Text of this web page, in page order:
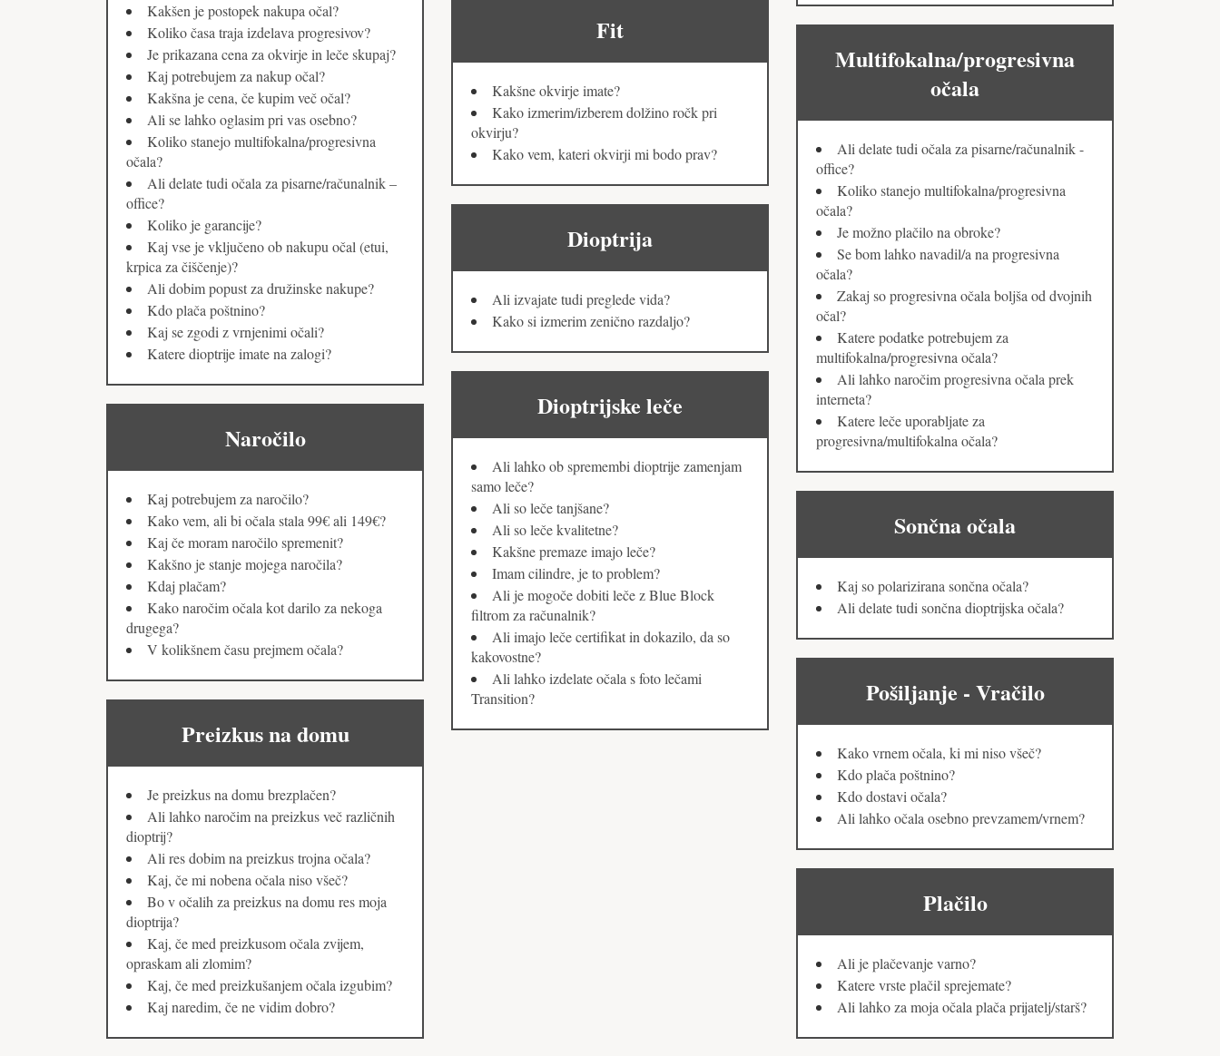
Kakšen je postopek nakupa očal?
Koliko časa traja izdelava progresivov?
Je prikazana cena za okvirje in leče skupaj?
Kaj potrebujem za nakup očal?
Kakšna je cena, če kupim več očal?
Ali se lahko oglasim pri vas osebno?
Koliko stanejo multifokalna/progresivna
očala?
Ali delate tudi očala za pisarne/računalnik –
office?
Koliko je garancije?
Kaj vse je vključeno ob nakupu očal (etui,
krpica za čiščenje)?
Ali dobim popust za družinske nakupe?
Kdo plača poštnino?
Kaj se zgodi z vrnjenimi očali?
Katere dioptrije imate na zalogi?
Naročilo
Kaj potrebujem za naročilo?
Kako vem, ali bi očala stala 99€ ali 149€?
Kaj če moram naročilo spremenit?
Kakšno je stanje mojega naročila?
Kdaj plačam?
Kako naročim očala kot darilo za nekoga
drugega?
V kolikšnem času prejmem očala?
Preizkus na domu
Je preizkus na domu brezplačen?
Ali lahko naročim na preizkus več različnih
dioptrij?
Ali res dobim na preizkus trojna očala?
Kaj, če mi nobena očala niso všeč?
Bo v očalih za preizkus na domu res moja
dioptrija?
Kaj, če med preizkusom očala zvijem,
opraskam ali zlomim?
Kaj, če med preizkušanjem očala izgubim?
Kaj naredim, če ne vidim dobro?
Fit
Kakšne okvirje imate?
Kako izmerim/izberem dolžino ročk pri
okvirju?
Kako vem, kateri okvirji mi bodo prav?
Dioptrija
Ali izvajate tudi preglede vida?
Kako si izmerim zenično razdaljo?
Dioptrijske leče
Ali lahko ob spremembi dioptrije zamenjam
samo leče?
Ali so leče tanjšane?
Ali so leče kvalitetne?
Kakšne premaze imajo leče?
Imam cilindre, je to problem?
Ali je mogoče dobiti leče z Blue Block
filtrom za računalnik?
Ali imajo leče certifikat in dokazilo, da so
kakovostne?
Ali lahko izdelate očala s foto lečami
Transition?
Multifokalna/progresivna
očala
Ali delate tudi očala za pisarne/računalnik -
office?
Koliko stanejo multifokalna/progresivna
očala?
Je možno plačilo na obroke?
Se bom lahko navadil/a na progresivna
očala?
Zakaj so progresivna očala boljša od dvojnih
očal?
Katere podatke potrebujem za
multifokalna/progresivna očala?
Ali lahko naročim progresivna očala prek
interneta?
Katere leče uporabljate za
progresivna/multifokalna očala?
Sončna očala
Kaj so polarizirana sončna očala?
Ali delate tudi sončna dioptrijska očala?
Pošiljanje - Vračilo
Kako vrnem očala, ki mi niso všeč?
Kdo plača poštnino?
Kdo dostavi očala?
Ali lahko očala osebno prevzamem/vrnem?
Plačilo
Ali je plačevanje varno?
Katere vrste plačil sprejemate?
Ali lahko za moja očala plača prijatelj/starš?